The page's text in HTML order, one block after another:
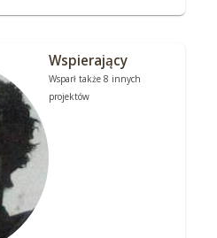
Wspierający
Wsparł także 8 innych
projektów